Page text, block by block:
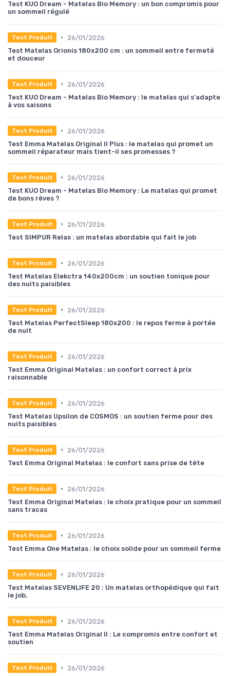
Test KUO Dream - Matelas Bio Memory : un bon compromis pour
un sommeil régulé
Test Produit •
26/01/2026
Test Matelas Orionis 180x200 cm : un sommeil entre fermeté
et douceur
Test Produit •
26/01/2026
Test KUO Dream - Matelas Bio Memory : le matelas qui s'adapte
à vos saisons
Test Produit •
26/01/2026
Test Emma Matelas Original II Plus : le matelas qui promet un
sommeil réparateur mais tient-il ses promesses ?
Test Produit •
26/01/2026
Test KUO Dream - Matelas Bio Memory : Le matelas qui promet
de bons rêves ?
Test Produit •
26/01/2026
Test SIMPUR Relax : un matelas abordable qui fait le job
Test Produit •
26/01/2026
Test Matelas Elekctra 140x200cm : un soutien tonique pour
des nuits paisibles
Test Produit •
26/01/2026
Test Matelas PerfectSleep 180x200 : le repos ferme à portée
de nuit
Test Produit •
26/01/2026
Test Emma Original Matelas : un confort correct à prix
raisonnable
Test Produit •
26/01/2026
Test Matelas Upsilon de COSMOS : un soutien ferme pour des
nuits paisibles
Test Produit •
26/01/2026
Test Emma Original Matelas : le confort sans prise de tête
Test Produit •
26/01/2026
Test Emma Original Matelas : le choix pratique pour un sommeil
sans tracas
Test Produit •
26/01/2026
Test Emma One Matelas : le choix solide pour un sommeil ferme
Test Produit •
26/01/2026
Test Matelas SEVENLIFE 20 : Un matelas orthopédique qui fait
le job.
Test Produit •
26/01/2026
Test Emma Matelas Original II : Le compromis entre confort et
soutien
Test Produit •
26/01/2026